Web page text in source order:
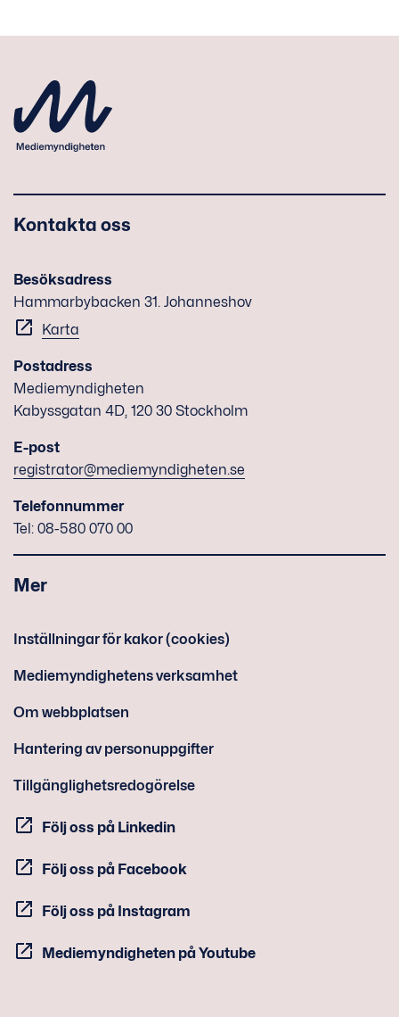
Kontakta oss
Besöksadress
Hammarbybacken 31. Johanneshov
Karta
Postadress
Mediemyndigheten
Kabyssgatan 4D, 120 30 Stockholm
E-post
registrator@mediemyndigheten.se
Telefonnummer
Tel: 08-580 070 00
Mer
Inställningar för kakor (cookies)
Mediemyndighetens verksamhet
Om webbplatsen
Hantering av personuppgifter
Tillgänglighetsredogörelse
Följ oss på Linkedin
Följ oss på Facebook
Följ oss på Instagram
Mediemyndigheten på Youtube